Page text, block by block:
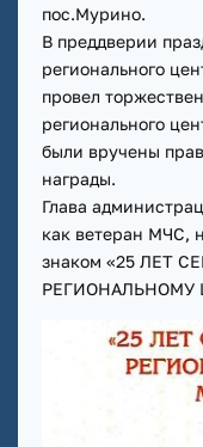
пос.Мурино.
В преддверии
регионального
провел
регионального
были вручены
награды.
Глава
как ветеран МЧС,
знаком «25 ЛЕТ
РЕГИОНАЛЬНОМУ